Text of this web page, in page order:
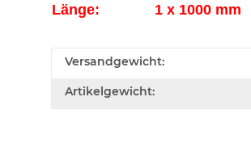
Länge: 1 x 1000 mm
Versandgewicht:
Artikelgewicht: